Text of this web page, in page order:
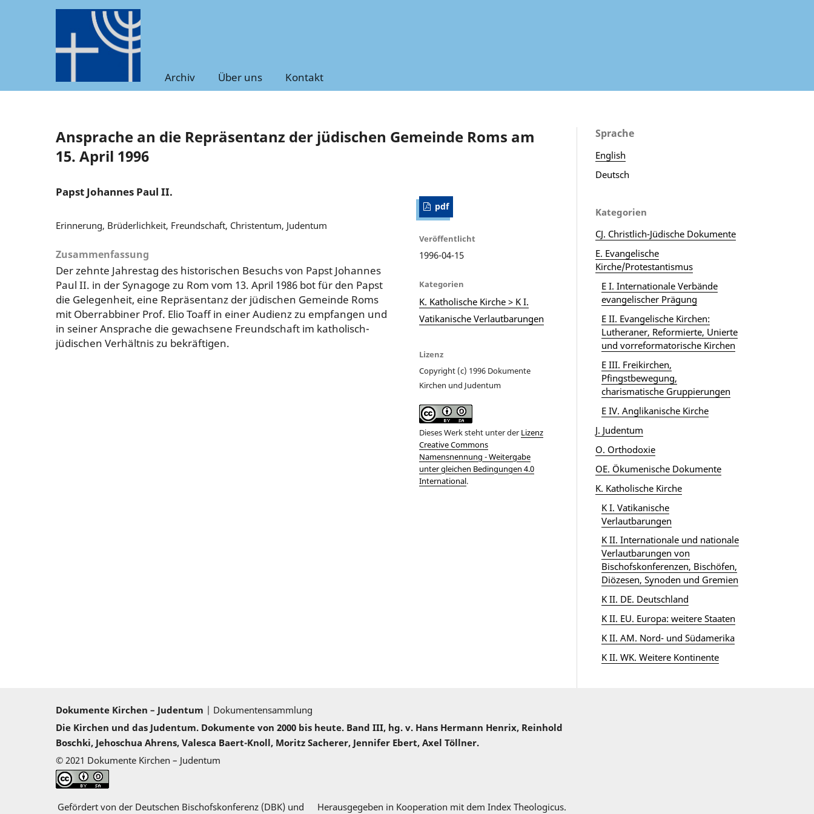
Archiv Über uns Kontakt
Ansprache an die Repräsentanz der jüdischen Gemeinde Roms am
15. April 1996
Papst Johannes Paul II.
Erinnerung, Brüderlichkeit, Freundschaft, Christentum, Judentum
Zusammenfassung
Der zehnte Jahrestag des historischen Besuchs von Papst Johannes
Paul II. in der Synagoge zu Rom vom 13. April 1986 bot für den Papst
die Gelegenheit, eine Repräsentanz der jüdischen Gemeinde Roms
mit Oberrabbiner Prof. Elio Toaff in einer Audienz zu empfangen und
in seiner Ansprache die gewachsene Freundschaft im katholisch-
jüdischen Verhältnis zu bekräftigen.
pdf
Veröffentlicht
1996-04-15
Kategorien
K. Katholische Kirche > K I.
Vatikanische Verlautbarungen
Lizenz
Copyright (c) 1996 Dokumente
Kirchen und Judentum
Dieses Werk steht unter der Lizenz
Creative Commons
Namensnennung - Weitergabe
unter gleichen Bedingungen 4.0
International.
Sprache
English
Deutsch
Kategorien
CJ. Christlich-Jüdische Dokumente
E. Evangelische
Kirche/Protestantismus
E I. Internationale Verbände
evangelischer Prägung
E II. Evangelische Kirchen:
Lutheraner, Reformierte, Unierte
und vorreformatorische Kirchen
E III. Freikirchen,
Pfingstbewegung,
charismatische Gruppierungen
E IV. Anglikanische Kirche
J. Judentum
O. Orthodoxie
OE. Ökumenische Dokumente
K. Katholische Kirche
K I. Vatikanische
Verlautbarungen
K II. Internationale und nationale
Verlautbarungen von
Bischofskonferenzen, Bischöfen,
Diözesen, Synoden und Gremien
K II. DE. Deutschland
K II. EU. Europa: weitere Staaten
K II. AM. Nord- und Südamerika
K II. WK. Weitere Kontinente
Dokumente Kirchen – Judentum | Dokumentensammlung
Die Kirchen und das Judentum. Dokumente von 2000 bis heute. Band III, hg. v. Hans Hermann Henrix, Reinhold
Boschki, Jehoschua Ahrens, Valesca Baert-Knoll, Moritz Sacherer, Jennifer Ebert, Axel Töllner.
© 2021 Dokumente Kirchen – Judentum
Gefördert von der Deutschen Bischofskonferenz (DBK) und Herausgegeben in Kooperation mit dem Index Theologicus.